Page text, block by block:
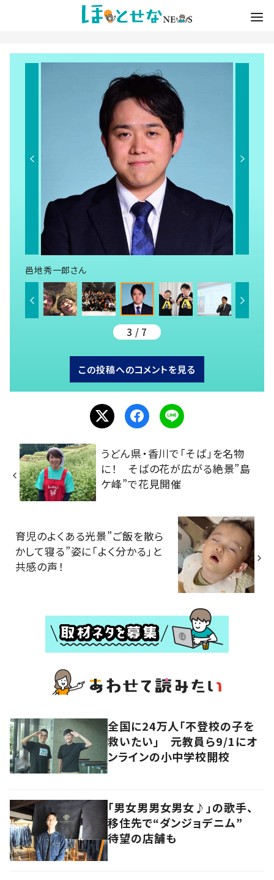
邑地秀一郎さん
3 / 7
この投稿へのコメントを見る
うどん県・香川で「そば」を名物
に！ そばの花が広がる絶景”島
ケ峰”で花見開催
育児のよくある光景”ご飯を散ら
かして寝る”姿に「よく分かる」と
共感の声！
全国に24万人「不登校の子を
救いたい」 元教員ら9/1にオ
ンラインの小中学校開校
「男女男男女男女♪」の歌手、
移住先で“ダンジョデニム”
待望の店舗も